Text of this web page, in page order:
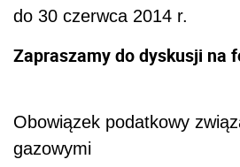
do 30 czerwca 2014 r.
Zapraszamy do dyskusji na
Obowiązek podatkowy
gazowymi